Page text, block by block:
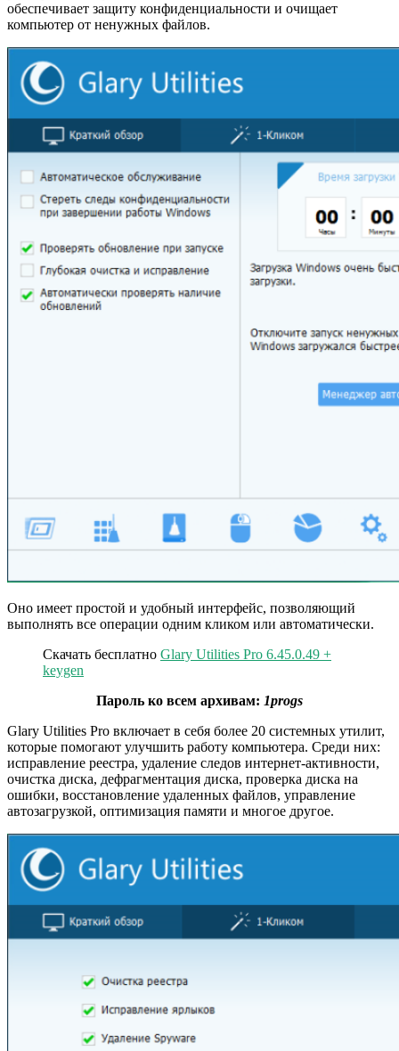
обеспечивает защиту конфиденциальности и очищает
компьютер от ненужных файлов.
Оно имеет простой и удобный интерфейс, позволяющий
выполнять все операции одним кликом или автоматически.
Скачать бесплатно Glary Utilities Pro 6.45.0.49 +
keygen
Пароль ко всем архивам: 1progs
Glary Utilities Pro включает в себя более 20 системных утилит,
которые помогают улучшить работу компьютера. Среди них:
исправление реестра, удаление следов интернет-активности,
очистка диска, дефрагментация диска, проверка диска на
ошибки, восстановление удаленных файлов, управление
автозагрузкой, оптимизация памяти и многое другое.